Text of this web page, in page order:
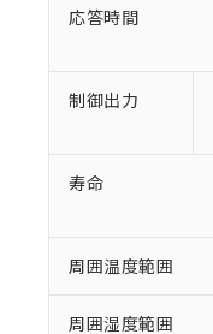
応答時間
制御出力
寿命
周囲温度範囲
周囲湿度範囲